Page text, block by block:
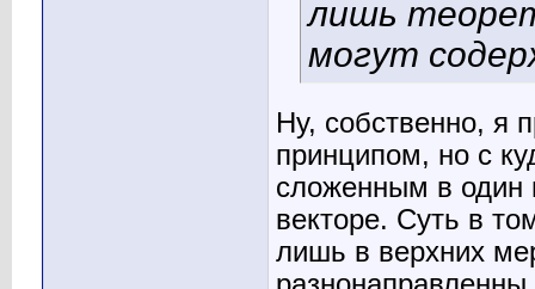
лишь
могут
Ну, собственно, я
принципом, но с
сложенным в один
векторе. Суть в
лишь в верхних